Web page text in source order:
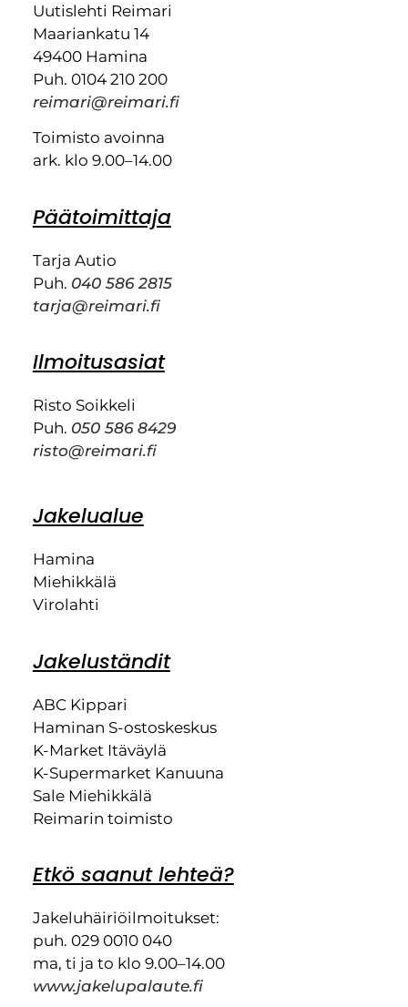
Uutislehti Reimari
Maariankatu 14
49400 Hamina
Puh. 0104 210 200
reimari@reimari.fi
Toimisto avoinna
ark. klo 9.00–14.00
Päätoimittaja
Tarja Autio
Puh. 040 586 2815
tarja@reimari.fi
Ilmoitusasiat
Risto Soikkeli
Puh. 050 586 8429
risto@reimari.fi
Jakelualue
Hamina
Miehikkälä
Virolahti
Jakeluständit
ABC Kippari
Haminan S-ostoskeskus
K-Market Itäväylä
K-Supermarket Kanuuna
Sale Miehikkälä
Reimarin toimisto
Etkö saanut lehteä?
Jakeluhäiriöilmoitukset:
puh. 029 0010 040
ma, ti ja to klo 9.00–14.00
www.jakelupalaute.fi